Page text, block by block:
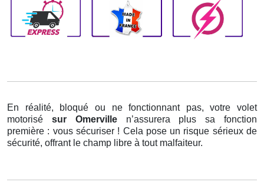
En réalité, bloqué ou ne fonctionnant pas, votre volet
motorisé sur Omerville n’assurera plus sa fonction
première : vous sécuriser ! Cela pose un risque sérieux de
sécurité, offrant le champ libre à tout malfaiteur.